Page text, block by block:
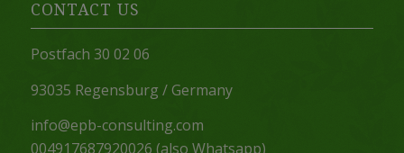
CONTACT US
Postfach 30 02 06
93035 Regensburg / Germany
info@epb-consulting.com
004917687920026 (also Whatsapp)